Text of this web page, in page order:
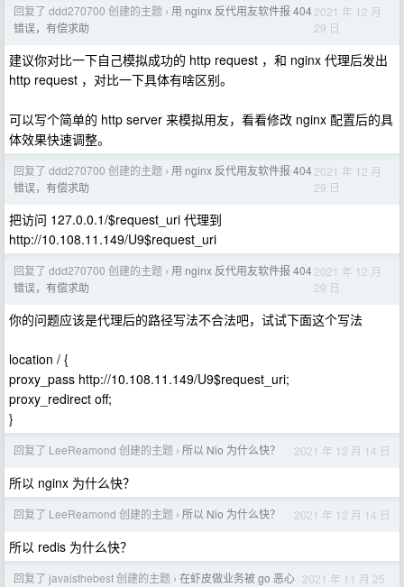
回复了 ddd270700 创建的主题 › 用 nginx 反代用友软件报 404
错误，有偿求助
2021 年 12 月
29 日
建议你对比一下自己模拟成功的 http request ，和 nginx 代理后发出
http request ，对比一下具体有啥区别。
可以写个简单的 http server 来模拟用友，看看修改 nginx 配置后的具
体效果快速调整。
回复了 ddd270700 创建的主题 › 用 nginx 反代用友软件报 404
错误，有偿求助
2021 年 12 月
29 日
把访问 127.0.0.1/$request_uri 代理到
http://10.108.11.149/U9$request_uri
回复了 ddd270700 创建的主题 › 用 nginx 反代用友软件报 404
错误，有偿求助
2021 年 12 月
29 日
你的问题应该是代理后的路径写法不合法吧，试试下面这个写法
location / {
proxy_pass http://10.108.11.149/U9$request_uri;
proxy_redirect off;
}
回复了 LeeReamond 创建的主题 › 所以 Nio 为什么快？ 2021 年 12 月 14 日
所以 nginx 为什么快？
回复了 LeeReamond 创建的主题 › 所以 Nio 为什么快？ 2021 年 12 月 14 日
所以 redis 为什么快？
回复了 javaisthebest 创建的主题 › 在虾皮做业务被 go 恶心 2021 年 11 月 25